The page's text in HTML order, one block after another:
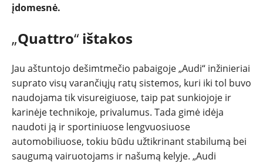
NAUJIENOS
TESTAI
NAUJI
NAUDOTI
įdomesnė.
„Quattro“ ištakos
Jau aštuntojo dešimtmečio pabaigoje „Audi“ inžinieriai
suprato visų varančiųjų ratų sistemos, kuri iki tol buvo
naudojama tik visureigiuose, taip pat sunkiojoje ir
karinėje technikoje, privalumus. Tada gimė idėja
naudoti ją ir sportiniuose lengvuosiuose
automobiliuose, tokiu būdu užtikrinant stabilumą bei
saugumą vairuotojams ir našumą kelyje. „Audi